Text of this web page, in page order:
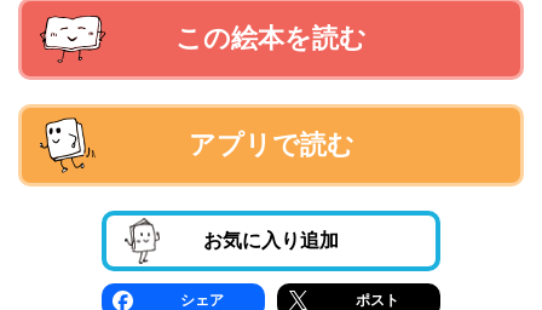
この絵本を読む
アプリで読む
お気に入り追加
シェア ポスト